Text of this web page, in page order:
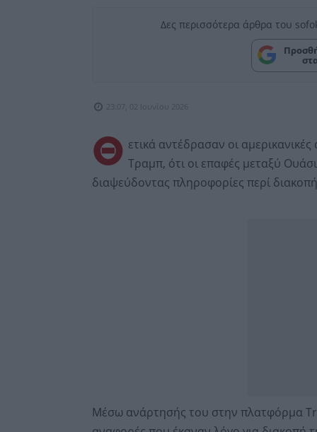
Δες περισσότερα άρθρα του
23:07, 02 Ιουνίου 2026
Θ ετικά αντέδρασαν οι
Τραμπ, ότι οι επαφές μεταξύ
διαψεύδοντας πληροφορίες περί
Μέσω ανάρτησής του στην πλατφόρμα